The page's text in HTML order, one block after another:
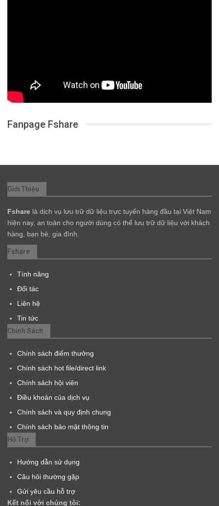
Fanpage Fshare
Giới Thiệu
Fshare là dịch vụ lưu trữ dữ liệu trực tuyến hàng đầu tại Việt Nam
hiện nay, an toàn cho người dùng có thể lưu trữ dữ liệu với khách
hàng, bạn bè, gia đình.
Fshare
Tính năng
Đối tác
Liên hệ
Tin tức
Chính Sách
Chính sách điểm thưởng
Chính sách hot file/direct link
Chính sách hội viên
Điều khoản của dịch vụ
Chính sách và quy định chung
Chính sách bảo mật thông tin
Hỗ Trợ
Hướng dẫn sử dụng
Câu hỏi thường gặp
Gửi yêu cầu hỗ trợ
Kết nối với chúng tôi: